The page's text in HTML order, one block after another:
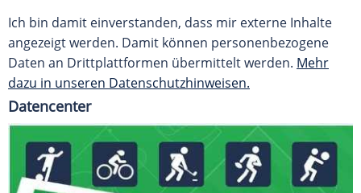
Ich bin damit einverstanden, dass mir externe Inhalte
angezeigt werden. Damit können personenbezogene
Daten an Drittplattformen übermittelt werden. Mehr
dazu in unseren Datenschutzhinweisen.
Datencenter